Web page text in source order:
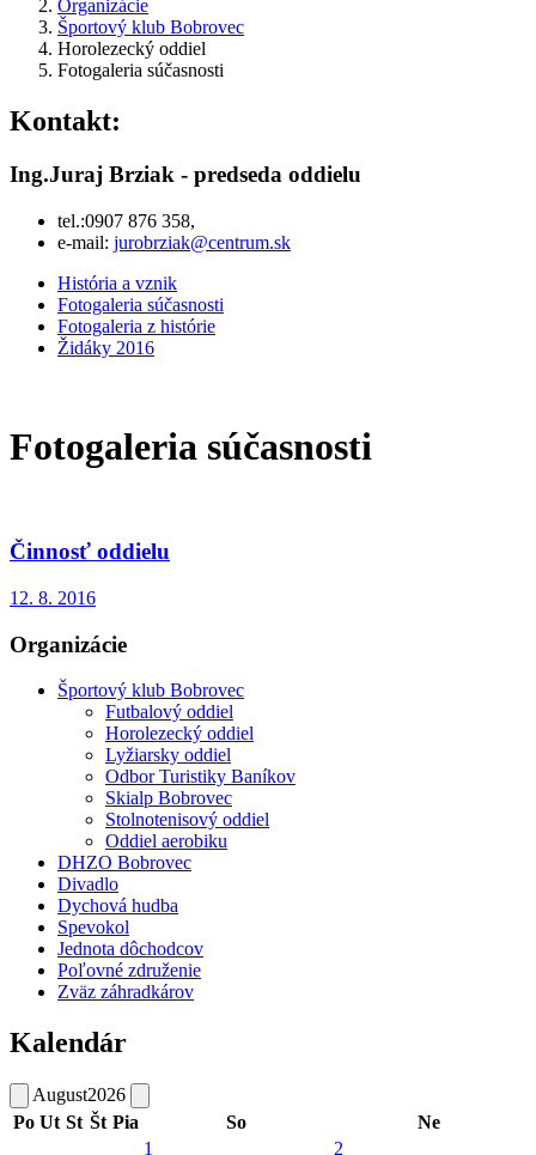
Organizácie
Športový klub Bobrovec
Horolezecký oddiel
Fotogaleria súčasnosti
Kontakt:
Ing.Juraj Brziak - predseda oddielu
tel.:0907 876 358,
e-mail: jurobrziak@centrum.sk
História a vznik
Fotogaleria súčasnosti
Fotogaleria z histórie
Židáky 2016
Fotogaleria súčasnosti
Činnosť oddielu
12. 8. 2016
Organizácie
Športový klub Bobrovec
Futbalový oddiel
Horolezecký oddiel
Lyžiarsky oddiel
Odbor Turistiky Baníkov
Skialp Bobrovec
Stolnotenisový oddiel
Oddiel aerobiku
DHZO Bobrovec
Divadlo
Dychová hudba
Spevokol
Jednota dôchodcov
Poľovné združenie
Zväz záhradkárov
Kalendár
August2026
Po Ut St Št Pia So Ne
1
2